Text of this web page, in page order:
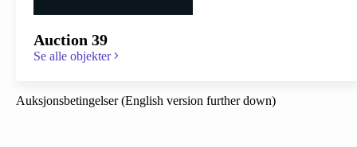
Auction 39
Se alle objekter
Auksjonsbetingelser (English version further down)